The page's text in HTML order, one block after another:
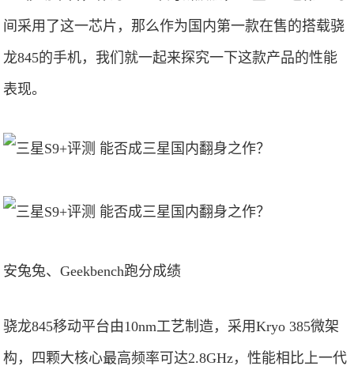
间采用了这一芯片，那么作为国内第一款在售的搭载骁
龙845的手机，我们就一起来探究一下这款产品的性能
表现。
安兔兔、Geekbench跑分成绩
骁龙845移动平台由10nm工艺制造，采用Kryo 385微架
构，四颗大核心最高频率可达2.8GHz，性能相比上一代